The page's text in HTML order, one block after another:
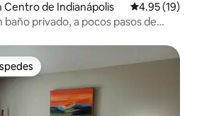
Centro de Indianápolis Calificación
4.95 (19)
privado, a pocos pasos de
preferido